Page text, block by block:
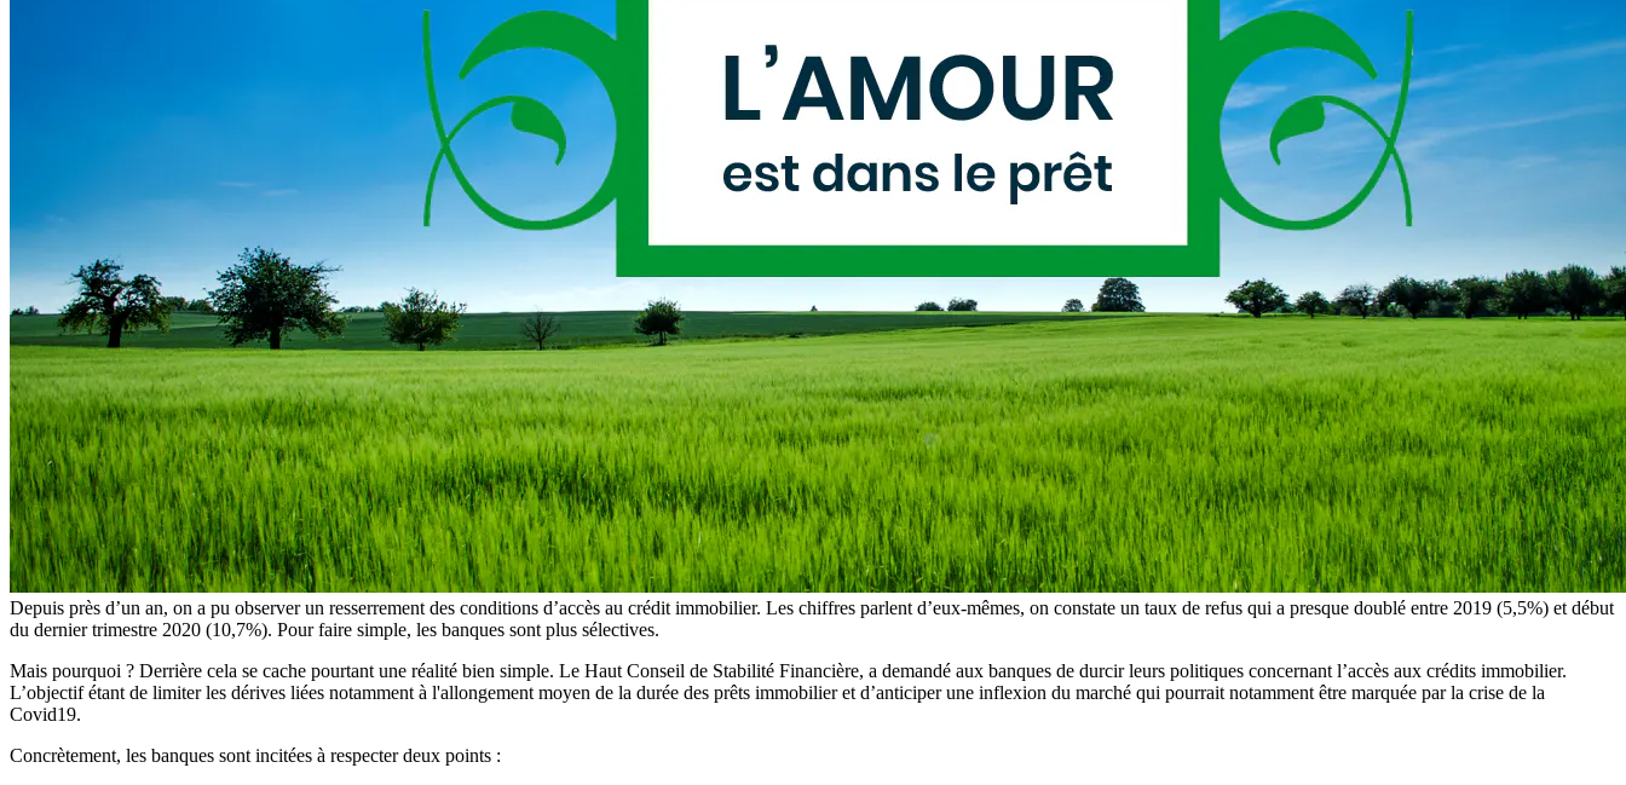
Depuis près d’un an, on a pu observer un resserrement des conditions d’accès au crédit immobilier. Les chiffres parlent d’eux-mêmes, on constate un taux de refus qui a presque doublé entre 2019 (5,5%) et début
du dernier trimestre 2020 (10,7%). Pour faire simple, les banques sont plus sélectives.
Mais pourquoi ? Derrière cela se cache pourtant une réalité bien simple. Le Haut Conseil de Stabilité Financière, a demandé aux banques de durcir leurs politiques concernant l’accès aux crédits immobilier.
L’objectif étant de limiter les dérives liées notamment à l'allongement moyen de la durée des prêts immobilier et d’anticiper une inflexion du marché qui pourrait notamment être marquée par la crise de la
Covid19.
Concrètement, les banques sont incitées à respecter deux points :